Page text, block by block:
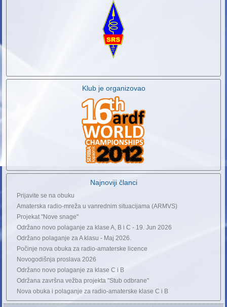
Klub je organizovao
Najnoviji članci
Prijavite se na obuku
Amaterska radio-mreža u vanrednim situacijama (ARMVS)
Projekat "Nove snage"
Održano novo polaganje za klase A, B i C - 19. Jun 2026
Održano polaganje za A klasu - Maj 2026.
Počinje nova obuka za radio-amaterske licence
Novogodišnja proslava 2026
Održano novo polaganje za klase C i B
Održana završna vežba projekta "Stub odbrane"
Nova obuka i polaganje za radio-amaterske klase C i B